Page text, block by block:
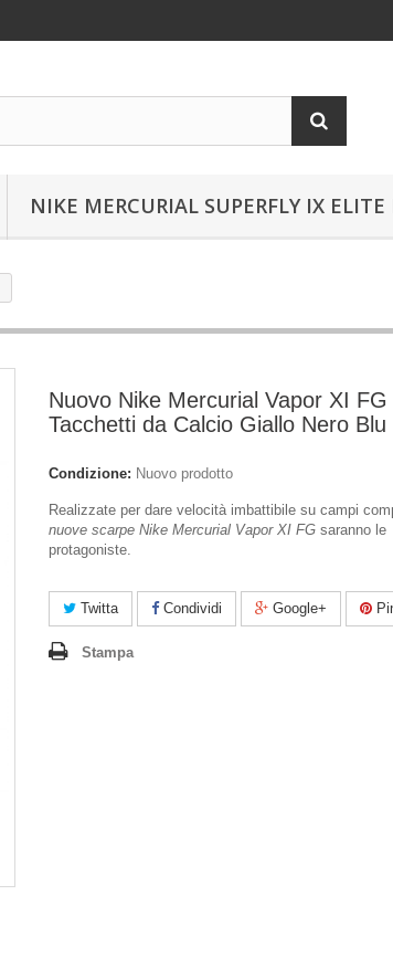
NIKE MERCURIAL SUPERFLY IX ELITE
Nuovo Nike Mercurial Vapor XI FG
Tacchetti da Calcio Giallo Nero Blu
Condizione: Nuovo prodotto
Realizzate per dare velocità imbattibile su campi
nuove scarpe Nike Mercurial Vapor XI FG saranno le
protagoniste.
Twitta Condividi Google+
Stampa